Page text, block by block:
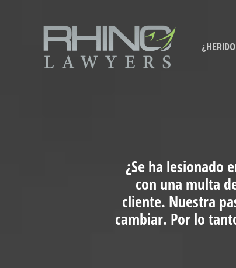
¿Se ha lesionado
con una multa
cliente. Nuestra
cambiar. Por lo